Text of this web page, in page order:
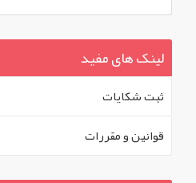
لینک های مفید
ثبت شکايات
قوانين و مقررات